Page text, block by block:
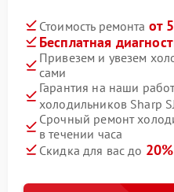
Стоимость ремонта от
Бесплатная
Привезем и увезем
сами
Гарантия на наши
холодильников Sharp
Срочный ремонт
в течении часа
Скидка для вас до 20%